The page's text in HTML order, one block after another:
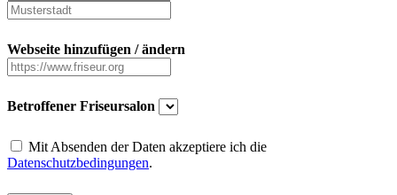
Webseite hinzufügen / ändern
Betroffener Friseursalon
Mit Absenden der Daten akzeptiere ich die
Datenschutzbedingungen.